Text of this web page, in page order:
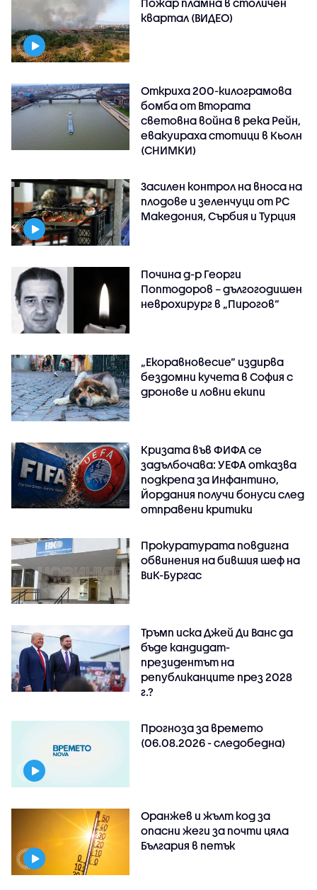
Пожар пламна в столичен
квартал (ВИДЕО)
Откриха 200-килограмова
бомба от Втората
световна война в река Рейн,
евакуираха стотици в Кьолн
(СНИМКИ)
Засилен контрол на вноса на
плодове и зеленчуци от РС
Македония, Сърбия и Турция
Почина д-р Георги
Поптодоров – дългогодишен
неврохирург в „Пирогов“
„Екоравновесие“ издирва
бездомни кучета в София с
дронове и ловни екипи
Кризата във ФИФА се
задълбочава: УЕФА отказва
подкрепа за Инфантино,
Йордания получи бонуси след
отправени критики
Прокуратурата повдигна
обвинения на бившия шеф на
ВиК-Бургас
Тръмп иска Джей Ди Ванс да
бъде кандидат-
президентът на
републиканците през 2028
г.?
Прогноза за времето
(06.08.2026 - следобедна)
Оранжев и жълт код за
опасни жеги за почти цяла
България в петък